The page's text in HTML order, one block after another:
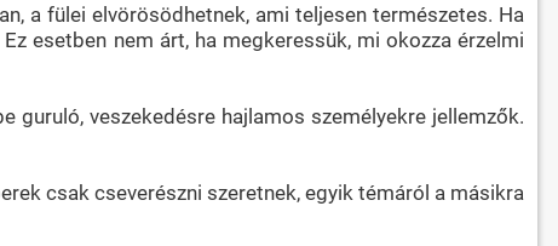
a fülei elvörösödhetnek, ami teljesen természetes. Ha
esetben nem árt, ha megkeressük, mi okozza érzelmi
guruló, veszekedésre hajlamos személyekre jellemzők.
csak cseverészni szeretnek, egyik témáról a másikra